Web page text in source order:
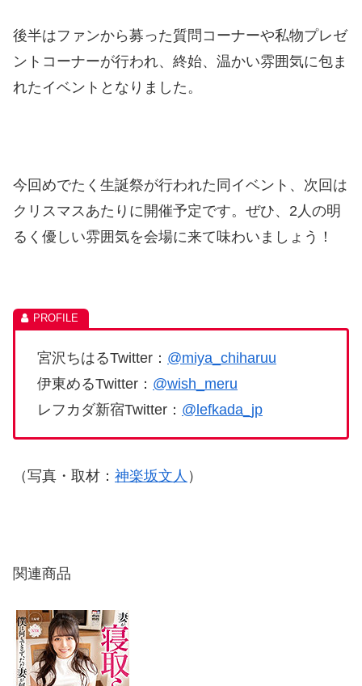
後半はファンから募った質問コーナーや私物プレゼ
ントコーナーが行われ、終始、温かい雰囲気に包ま
れたイベントとなりました。
今回めでたく生誕祭が行われた同イベント、次回は
クリスマスあたりに開催予定です。ぜひ、2人の明
るく優しい雰囲気を会場に来て味わいましょう！
宮沢ちはるTwitter： @miya_chiharuu
伊東めるTwitter： @wish_meru
レフカダ新宿Twitter： @lefkada_jp
（写真・取材： 神楽坂文人 ）
関連商品